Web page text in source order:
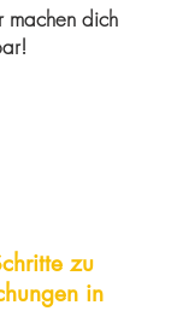
machen dich
zu
in